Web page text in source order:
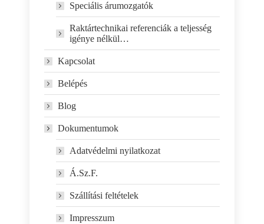
Speciális árumozgatók
Raktártechnikai referenciák a teljesség
igénye nélkül…
Kapcsolat
Belépés
Blog
Dokumentumok
Adatvédelmi nyilatkozat
Á.Sz.F.
Szállítási feltételek
Impresszum